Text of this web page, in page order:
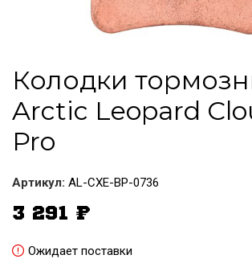
Колодки
Arctic Leopard
Pro
Артикул: AL-CXE-BP-0736
3 291 ₽
Ожидает поставки